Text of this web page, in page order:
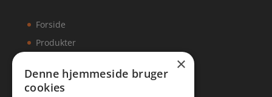
Forside
Produkter
×
Denne hjemmeside bruger
cookies